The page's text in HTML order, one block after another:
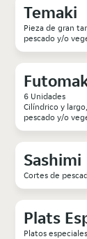
Temaki
Pieza de gran
pescado y/o
6 Unidades
Cilíndrico y
pescado y/o
Sashimi
Cortes de
Plats
Platos especiales